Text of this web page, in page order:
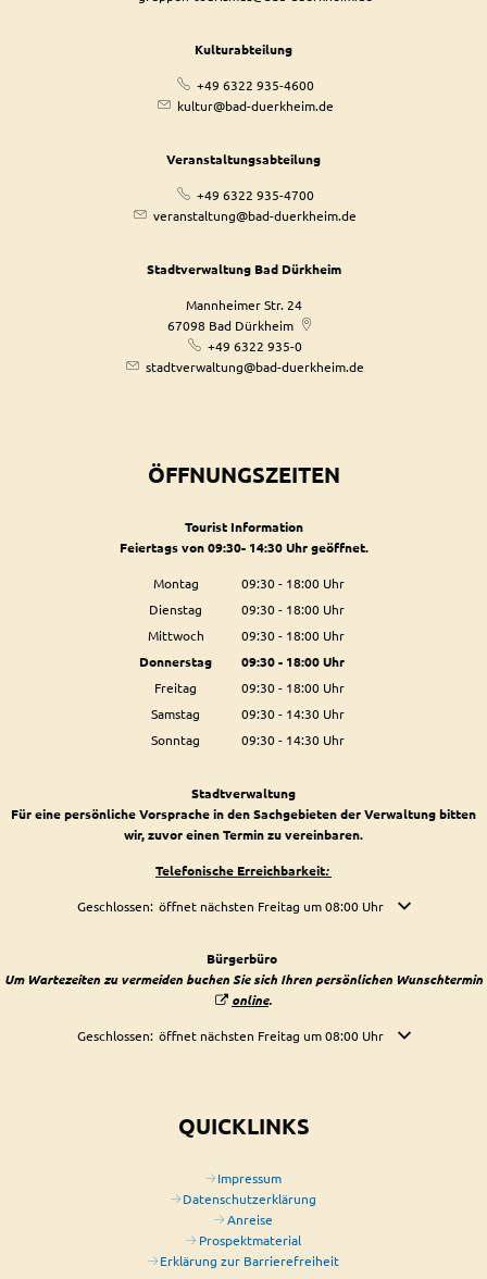
Kulturabteilung
+49 6322 935-4600
kultur@bad-duerkheim.de
Veranstaltungsabteilung
+49 6322 935-4700
veranstaltung@bad-duerkheim.de
Stadtverwaltung Bad Dürkheim
Mannheimer Str. 24
67098 Bad Dürkheim
+49 6322 935-0
stadtverwaltung@bad-duerkheim.de
ÖFFNUNGSZEITEN
Tourist Information
Feiertags von 09:30- 14:30 Uhr geöffnet.
Montag 09:30- 18:00Uhr
Von 09:30 bis 18:00 Uhr
Dienstag 09:30- 18:00Uhr
Von 09:30 bis 18:00 Uhr
Mittwoch 09:30- 18:00Uhr
Von 09:30 bis 18:00 Uhr
Donnerstag 09:30- 18:00Uhr
Von 09:30 bis 18:00 Uhr
Freitag 09:30- 18:00Uhr
Von 09:30 bis 18:00 Uhr
Samstag 09:30- 14:30Uhr
Von 09:30 bis 14:30 Uhr
Sonntag 09:30- 14:30Uhr
Stadtverwaltung
Für eine persönliche Vorsprache in den Sachgebieten der Verwaltung bitten
wir, zuvor einen Termin zu vereinbaren.
Telefonische Erreichbarkeit:
Klicken, um weitere Öffnungs- oder Schließzeiten auszublenden
Geschlossen: öffnet nächsten Freitag um 08:00 Uhr
Bürgerbüro
Um Wartezeiten zu vermeiden buchen Sie sich Ihren persönlichen Wunschtermin
online.
Klicken, um weitere Öffnungs- oder Schließzeiten auszublenden
Geschlossen: öffnet nächsten Freitag um 08:00 Uhr
QUICKLINKS
Impressum
Datenschutzerklärung
Anreise
Prospektmaterial
Erklärung zur Barrierefreiheit